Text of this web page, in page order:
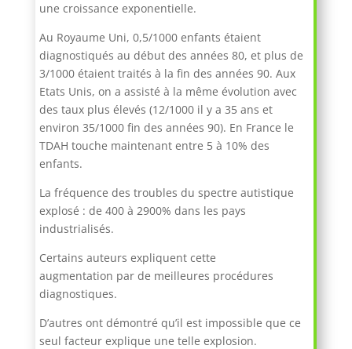
une croissance exponentielle.
Au Royaume Uni, 0,5/1000 enfants étaient
diagnostiqués au début des années 80, et plus de
3/1000 étaient traités à la fin des années 90. Aux
Etats Unis, on a assisté à la même évolution avec
des taux plus élevés (12/1000 il y a 35 ans et
environ 35/1000 fin des années 90). En France le
TDAH touche maintenant entre 5 à 10% des
enfants.
La fréquence des troubles du spectre autistique
explosé : de 400 à 2900% dans les pays
industrialisés.
Certains auteurs expliquent cette
augmentation par de meilleures procédures
diagnostiques.
D’autres ont démontré qu’il est impossible que ce
seul facteur explique une telle explosion.